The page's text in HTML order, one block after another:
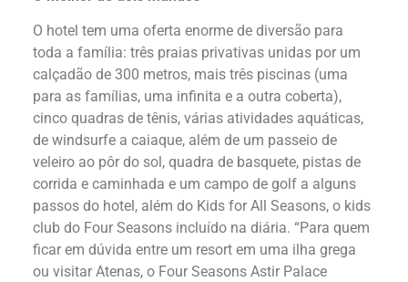
O hotel tem uma oferta enorme de diversão para
toda a família: três praias privativas unidas por um
calçadão de 300 metros, mais três piscinas (uma
para as famílias, uma infinita e a outra coberta),
cinco quadras de tênis, várias atividades aquáticas,
de windsurfe a caiaque, além de um passeio de
veleiro ao pôr do sol, quadra de basquete, pistas de
corrida e caminhada e um campo de golf a alguns
passos do hotel, além do Kids for All Seasons, o kids
club do Four Seasons incluído na diária. “Para quem
ficar em dúvida entre um resort em uma ilha grega
ou visitar Atenas, o Four Seasons Astir Palace